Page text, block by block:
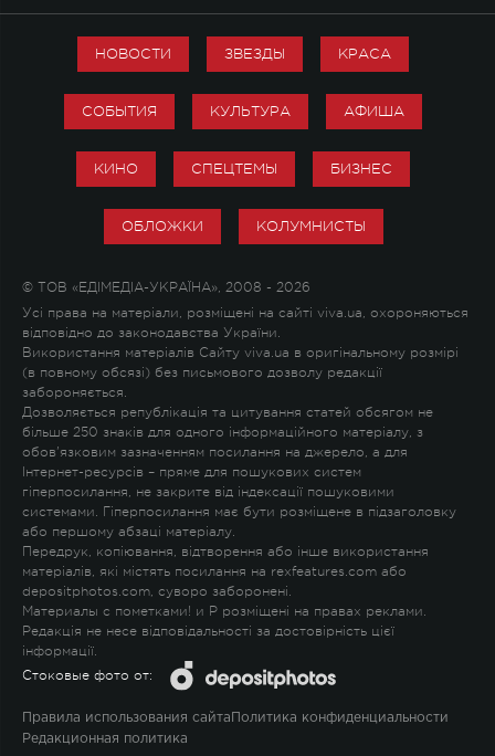
НОВОСТИ ЗВЕЗДЫ КРАСА
СОБЫТИЯ КУЛЬТУРА АФИША
КИНО СПЕЦТЕМЫ БИЗНЕС
ОБЛОЖКИ КОЛУМНИСТЫ
© ТОВ «ЕДІМЕДІА-УКРАЇНА», 2008 - 2026
Усі права на матеріали, розміщені на сайті viva.ua, охороняються
відповідно до законодавства України.
Використання матеріалів Сайту viva.ua в оригінальному розмірі
(в повному обсязі) без письмового дозволу редакції
забороняється.
Дозволяється републікація та цитування статей обсягом не
більше 250 знаків для одного інформаційного матеріалу, з
обов'язковим зазначенням посилання на джерело, а для
Інтернет-ресурсів – пряме для пошукових систем
гіперпосилання, не закрите від індексації пошуковими
системами. Гіперпосилання має бути розміщене в підзаголовку
або першому абзаці матеріалу.
Передрук, копіювання, відтворення або інше використання
матеріалів, які містять посилання на rexfeatures.com або
depositphotos.com, суворо заборонені.
Материалы с пометками! и P розміщені на правах реклами.
Редакція не несе відповідальності за достовірність цієї
інформації.
Стоковые фото от:
Правила использования сайта Политика конфиденциальности
Редакционная политика